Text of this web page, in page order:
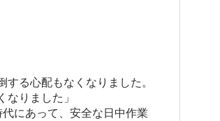
る心配もなくなりました。
りました」
にあって、安全な日中作業